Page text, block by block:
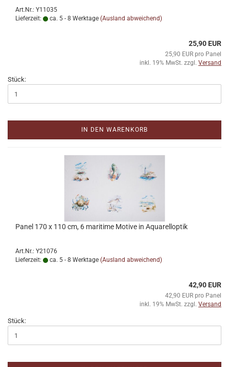
Art.Nr.: Y11035
Lieferzeit:
ca. 5 - 8 Werktage (Ausland abweichend)
25,90 EUR
25,90 EUR pro Panel
inkl. 19% MwSt. zzgl. Versand
Stück:
IN DEN WARENKORB
Panel 170 x 110 cm, 6 maritime Motive in Aquarelloptik
Art.Nr.: Y21076
Lieferzeit:
ca. 5 - 8 Werktage (Ausland abweichend)
42,90 EUR
42,90 EUR pro Panel
inkl. 19% MwSt. zzgl. Versand
Stück: